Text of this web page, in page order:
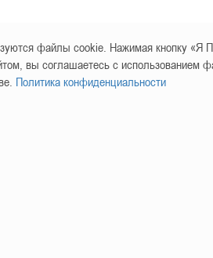
файлы cookie. Нажимая кнопку
вы соглашаетесь с использованием
Политика конфиденциальности